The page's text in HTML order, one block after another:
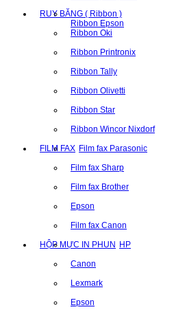
RUY BĂNG ( Ribbon )
Ribbon Epson
Ribbon Oki
Ribbon Printronix
Ribbon Tally
Ribbon Olivetti
Ribbon Star
Ribbon Wincor Nixdorf
FILM FAX Film fax Parasonic
Film fax Sharp
Film fax Brother
Epson
Film fax Canon
HỘP MỰC IN PHUN HP
Canon
Lexmark
Epson